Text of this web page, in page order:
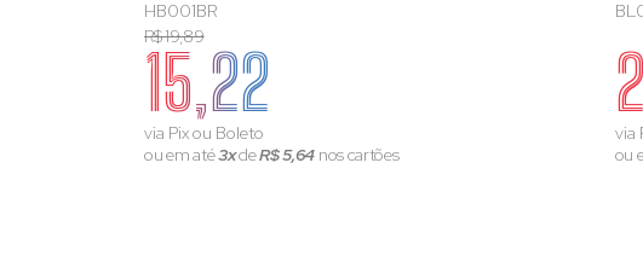
HB001BR
R$ 19,89
15,22
via Pix ou Boleto
ou em até3xdeR$ 5,64 nos cartões
via
ou